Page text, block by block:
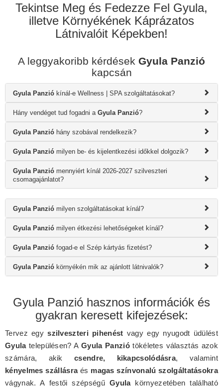
Tekintse Meg és Fedezze Fel Gyula,
illetve Környékének Káprázatos
Látnivalóit Képekben!
A leggyakoribb kérdések Gyula Panzió
kapcsán
Gyula Panzió kínál-e Wellness | SPA szolgáltatásokat?
Hány vendéget tud fogadni a Gyula Panzió?
Gyula Panzió hány szobával rendelkezik?
Gyula Panzió milyen be- és kijelentkezési időkkel dolgozik?
Gyula Panzió mennyiért kínál 2026-2027 szilveszteri
csomagajánlatot?
Gyula Panzió milyen szolgáltatásokat kínál?
Gyula Panzió milyen étkezési lehetőségeket kínál?
Gyula Panzió fogad-e el Szép kártyás fizetést?
Gyula Panzió környékén mik az ajánlott látnivalók?
Gyula Panzió hasznos információk és
gyakran keresett kifejezések:
Tervez egyszilveszteri pihenést vagy egy nyugodt üdülést
Gyulatelepülésen? A Gyula Panziótökéletes választás azok
számára, akik csendre, kikapcsolódásra, valamint
kényelmes szállásraés magas színvonalú szolgáltatásokra
vágynak. A festői szépségű Gyulakörnyezetében található